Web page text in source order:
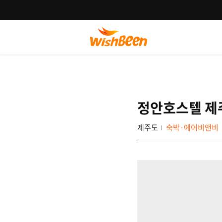
정안호스텔 제
제주도 숙박·에어비앤비